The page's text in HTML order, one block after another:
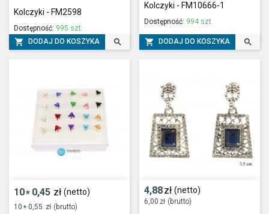
Kolczyki - FM2598
Dostępność: 995 szt.
 DODAJ DO KOSZYKA 
Kolczyki - FM10666-1
Dostępność: 994 szt.
 DODAJ DO KOSZYKA 
10* 0,45 zł (netto)
10 * 0,55 zł (brutto)
4,88zł (netto)
6,00 zł (brutto)